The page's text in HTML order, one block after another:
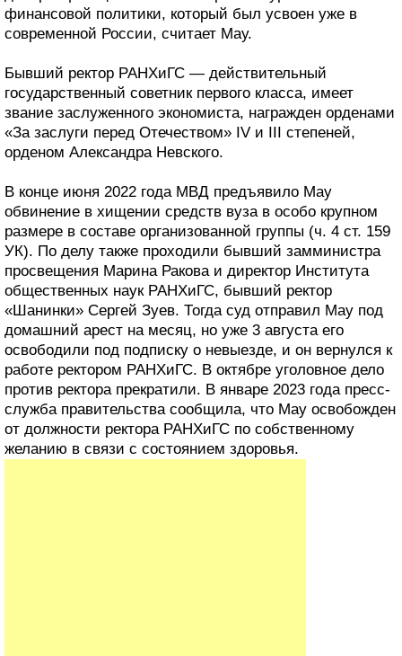
финансовой политики, который был усвоен уже в
современной России, считает Мау.
Бывший ректор РАНХиГС — действительный
государственный советник первого класса, имеет
звание заслуженного экономиста, награжден орденами
«За заслуги перед Отечеством» IV и III степеней,
орденом Александра Невского.
В конце июня 2022 года МВД предъявило Мау
обвинение в хищении средств вуза в особо крупном
размере в составе организованной группы (ч. 4 ст. 159
УК). По делу также проходили бывший замминистра
просвещения Марина Ракова и директор Института
общественных наук РАНХиГС, бывший ректор
«Шанинки» Сергей Зуев. Тогда суд отправил Мау под
домашний арест на месяц, но уже 3 августа его
освободили под подписку о невыезде, и он вернулся к
работе ректором РАНХиГС. В октябре уголовное дело
против ректора прекратили. В январе 2023 года пресс-
служба правительства сообщила, что Мау освобожден
от должности ректора РАНХиГС по собственному
желанию в связи с состоянием здоровья.